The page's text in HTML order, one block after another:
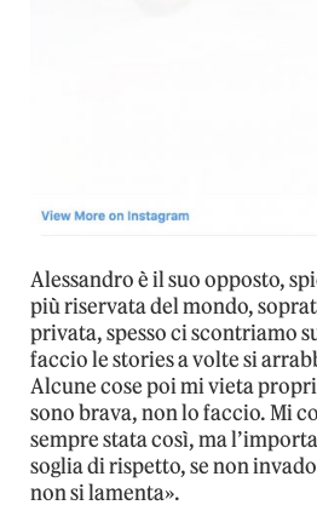
Alessandro è il suo opposto,
più riservata del mondo,
privata, spesso ci scontriamo
faccio le stories a volte si
Alcune cose poi mi vieta
sono brava, non lo faccio. Mi
sempre stata così, ma
soglia di rispetto, se non
non si lamenta».